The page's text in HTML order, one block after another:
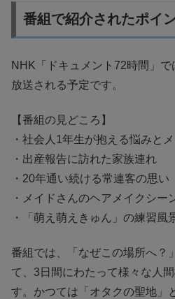
番組で紹介されたポイ
NHK「ドキュメント72時間」
放送される予定です。
【番組の見どころ】
・社会人1年生が抱える悩みと
・出産報告に訪れた家族連れ
・20年通い続ける常連客の思い
・メイドさんのヘアメイクシー
・「萌え萌えきゅん」の練習風
番組では、「なぜこの場所へ？
て、3日間にわたって様々な人
す。かつては「オタクの聖地」